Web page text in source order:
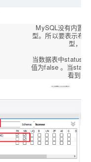
MySQL没有内置
型。所以要表示布
型，也
当数据表中status
值为false 。当
看到的